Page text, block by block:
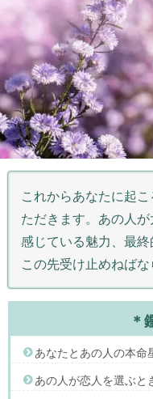
これからあなたに起
ただきます。あの人
感じている魅力、最
この先受け止めねばな
＊
あなたとあの人の本命
あの人が恋人を選ぶ